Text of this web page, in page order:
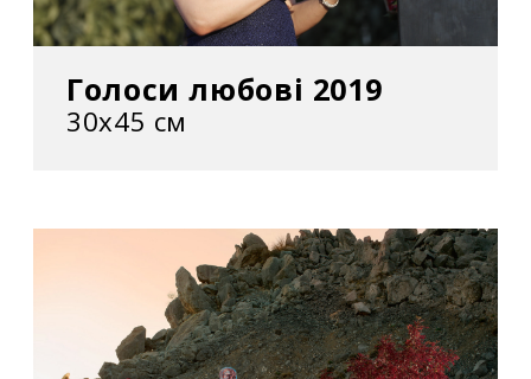
–Koktoу Галереї Гельмана. Київ, Україна
Голоси любові 2019
30х45 см